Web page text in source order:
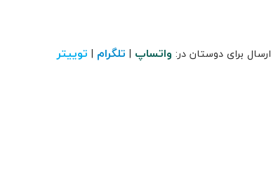
ارسال برای دوستان در: واتساپ | تلگرام | توییتر